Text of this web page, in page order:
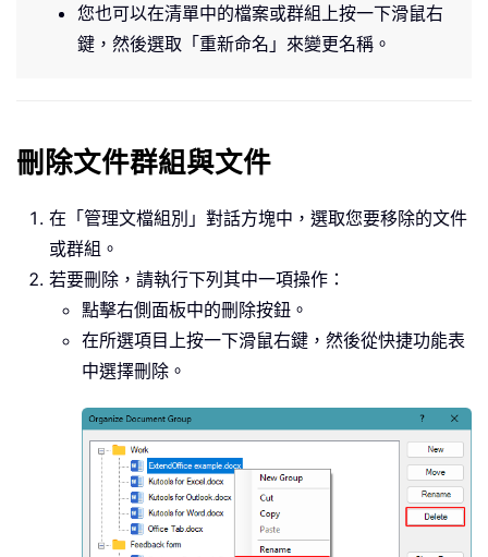
您也可以在清單中的檔案或群組上按一下滑鼠右
鍵，然後選取「重新命名」來變更名稱。
刪除文件群組與文件
在「管理文檔組別」對話方塊中，選取您要移除的文件
或群組。
若要刪除，請執行下列其中一項操作：
點擊右側面板中的刪除按鈕。
在所選項目上按一下滑鼠右鍵，然後從快捷功能表
中選擇刪除 。